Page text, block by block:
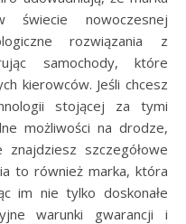
nowoczesnej
rozwiązania z
samochody, które
kierowców. Jeśli chcesz
stojącej za tymi
możliwości na drodze,
szczegółowe
to również marka, która
im nie tylko doskonałe
warunki gwarancji i